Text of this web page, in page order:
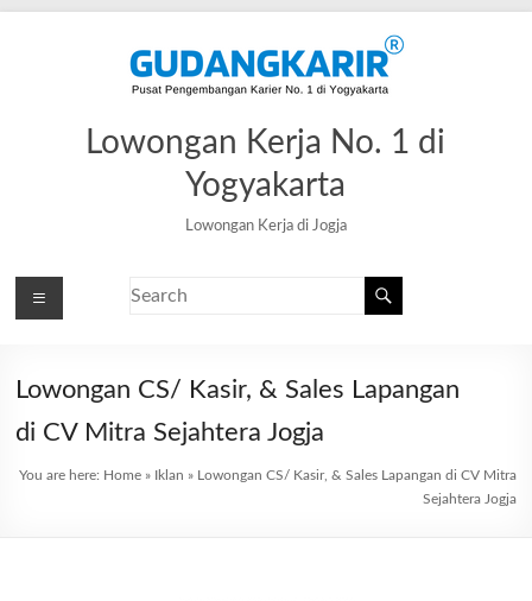
Lowongan Kerja No. 1 di
Yogyakarta
Lowongan Kerja di Jogja
Lowongan CS/ Kasir, & Sales Lapangan
di CV Mitra Sejahtera Jogja
You are here: Home» Iklan » Lowongan CS/ Kasir, & Sales Lapangan di CV Mitra
Sejahtera Jogja